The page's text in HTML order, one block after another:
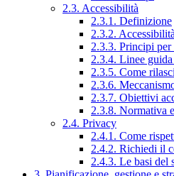
2.3. Accessibilità
2.3.1. Definizione
2.3.2.
2.3.3. Principi per
2.3.4. Linee
2.3.5. Come
2.3.6.
2.3.7. Obiettivi
2.3.8. Normativa
2.4. Privacy
2.4.1. Come
2.4.2. Richiedi il
2.4.3. Le basi del